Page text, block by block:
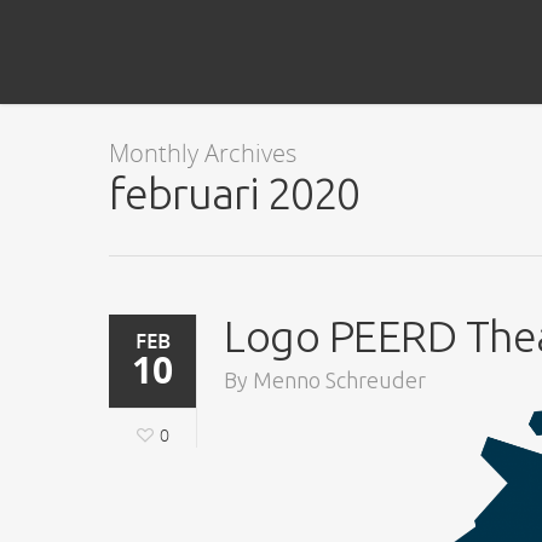
Monthly Archives
februari 2020
FEB
10
0
Logo PEERD
By Menno Schreuder